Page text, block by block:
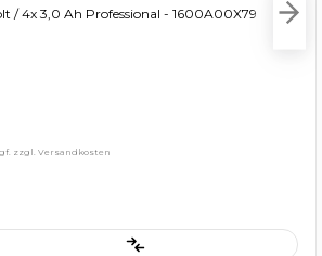
/ 4x 3,0 Ah Professional - 1600A00X79
zzgl. Versandkosten